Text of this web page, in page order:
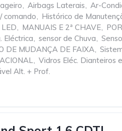
, Airbags Laterais, Ar-
comando, Histórico de
, MANUAIS E 2ª CHAVE,
Eléctrica, sensor de Chuva,
DE MUDANÇA DE FAIXA,
, Vidros Eléc. Dianteiros
Alt. + Prof.